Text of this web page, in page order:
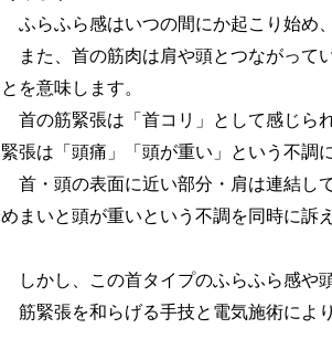
ふらふら感はいつの間にか起こり始め
また、首の筋肉は肩や頭とつながって
とを意味します。
首の筋緊張は「首コリ」として感じら
緊張は「頭痛」「頭が重い」という不調
首・頭の表面に近い部分・肩は連結し
めまいと頭が重いという不調を同時に訴
しかし、この首タイプのふらふら感や
筋緊張を和らげる手技と電気施術によ